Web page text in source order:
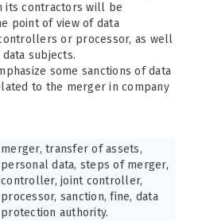
its contractors will be
point of view of data
or processor, as well
subjects.
some sanctions of data
to the merger in company
merger, transfer of assets,
personal data, steps of merger,
controller, joint controller,
processor, sanction, fine, data
protection authority.